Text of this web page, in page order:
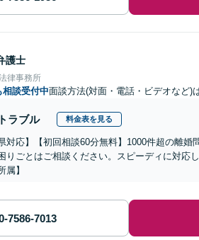
護士
律事務所
相談受付中面談方法(対面・電話・ビデオなど)
ラブル 料金表を見る
対応】【初回相談60分無料】1000件超の離
りごとはご相談ください。スピーディに対応
属】